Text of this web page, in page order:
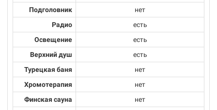
Подголовник
нет
Радио
есть
Освещение
есть
Верхний душ
есть
Турецкая баня
нет
Хромотерапия
нет
Финская сауна
нет